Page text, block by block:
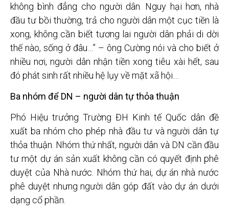
không bình đẳng cho người dân. Nguy hại hơn, nhà
đầu tư bồi thường, trả cho người dân một cục tiền là
xong, không cần biết tương lai người dân phải di dời
thế nào, sống ở đâu…” – ông Cường nói và cho biết ở
nhiều nơi, người dân nhận tiền xong tiêu xài hết, sau
đó phát sinh rất nhiều hệ lụy về mặt xã hội…
Ba nhóm để DN – người dân tự thỏa thuận
Phó Hiệu trưởng Trường ĐH Kinh tế Quốc dân đề
xuất ba nhóm cho phép nhà đầu tư và người dân tự
thỏa thuận. Nhóm thứ nhất, người dân và DN cần đầu
tư một dự án sản xuất không cần có quyết định phê
duyệt của Nhà nước. Nhóm thứ hai, dự án nhà nước
phê duyệt nhưng người dân góp đất vào dự án dưới
dạng cổ phần.